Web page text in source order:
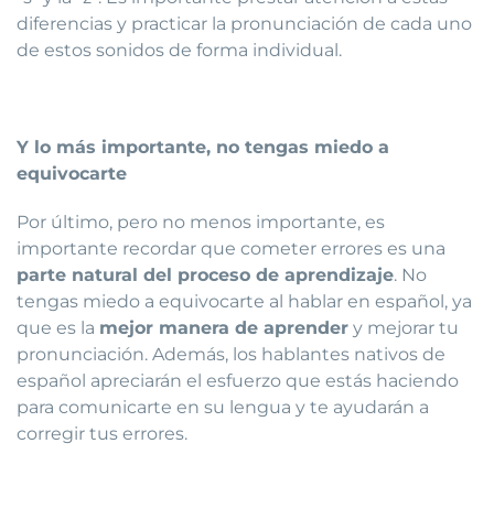
diferencias y practicar la pronunciación de cada uno
de estos sonidos de forma individual.
Y lo más importante, no tengas miedo a
equivocarte
Por último, pero no menos importante, es
importante recordar que cometer errores es una
parte natural del proceso de aprendizaje. No
tengas miedo a equivocarte al hablar en español, ya
que es la mejor manera de aprender y mejorar tu
pronunciación. Además, los hablantes nativos de
español apreciarán el esfuerzo que estás haciendo
para comunicarte en su lengua y te ayudarán a
corregir tus errores.